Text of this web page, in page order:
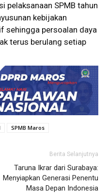
pelaksanaan SPMB tahun
kebijakan
sehingga persoalan daya
terus berulang setiap
SPMB Maros
Berita Selanjutnya
Taruna Ikrar dari Surabaya:
Menyiapkan Generasi Penentu
Masa Depan Indonesia